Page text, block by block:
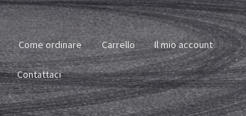
Come ordinare Carrello Il mio account
Contattaci